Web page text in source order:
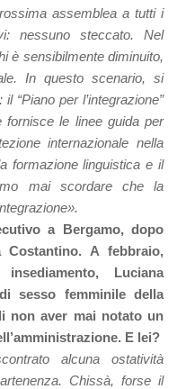
assemblea a tutti i
nessuno steccato. Nel
è sensibilmente diminuito,
In questo scenario, si
“Piano per l’integrazione”
le linee guida per
internazionale nella
formazione linguistica e il
mai scordare che la
a Bergamo, dopo
Costantino. A febbraio,
Luciana
sesso femminile della
non aver mai notato un
E lei?
alcuna ostatività
Chissà, forse il